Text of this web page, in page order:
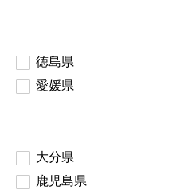
徳島県
愛媛県
大分県
鹿児島県